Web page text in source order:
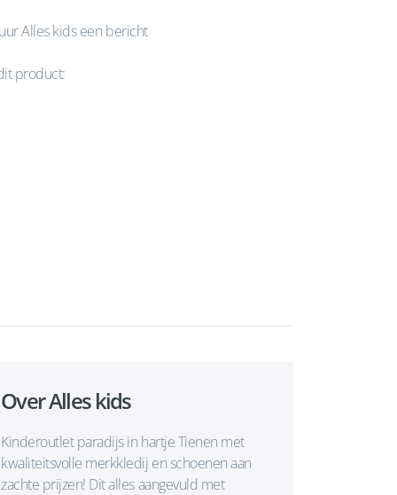
Alles kids een bericht
product:
Over Alles kids
Kinderoutlet paradijs in hartje Tienen met
kwaliteitsvolle merkkledij en schoenen aan
zachte prijzen! Dit alles aangevuld met